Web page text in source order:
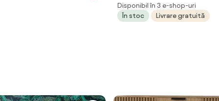
Disponibil în 3 e-shop-uri
În stoc
Livrare gratuită